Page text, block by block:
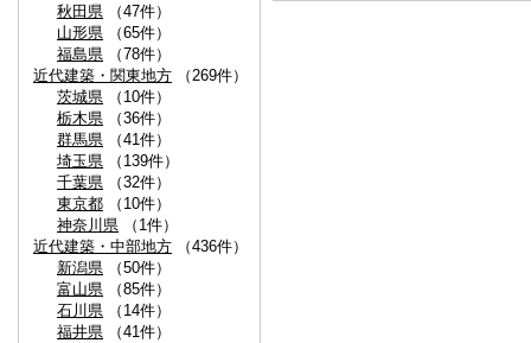
秋田県 （47件）
山形県 （65件）
福島県 （78件）
近代建築・関東地方 （269件）
茨城県 （10件）
栃木県 （36件）
群馬県 （41件）
埼玉県 （139件）
千葉県 （32件）
東京都 （10件）
神奈川県 （1件）
近代建築・中部地方 （436件）
新潟県 （50件）
富山県 （85件）
石川県 （14件）
福井県 （41件）